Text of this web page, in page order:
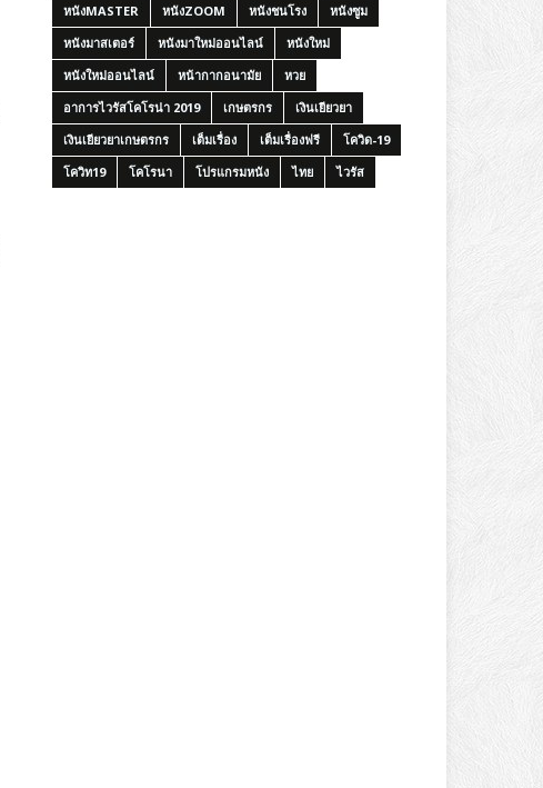
หนังMASTER
หนังZOOM หนังชนโรง
หนังซูม
หนังมาสเตอร์
หนังมาใหม่ออนไลน์
หนังใหม่
หนังใหม่ออนไลน์
หน้ากากอนามัย
หวย
อาการไวรัสโคโรน่า 2019
เกษตรกร
เงินเยียวยา
เงินเยียวยาเกษตรกร
เต็มเรื่อง เต็มเรื่องฟรี
โควิด-19
โควิท19
โคโรนา โปรแกรมหนัง ไทย ไวรัส